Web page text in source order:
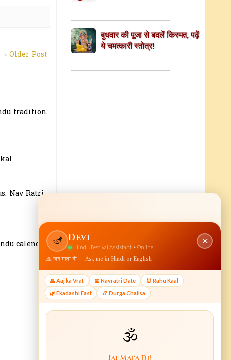
Older Post
tradition.
Nav Ratri
calendar.
बुधवार की पूजा से बदलें किस्मत, पढ़ें
ये चमत्कारी स्तोत्र!